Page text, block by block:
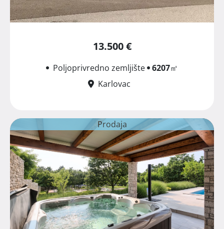
13.500 €
Poljoprivredno zemljište 6207㎡
Karlovac
Prodaja